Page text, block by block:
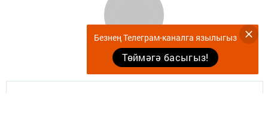
Безнең Телеграм-каналга язылыгыз
Төймәгә басыгыз!